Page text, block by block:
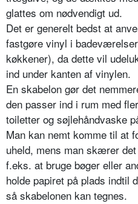
glattes om nødvendigt ud.
Det er generelt bedst at
fastgøre vinyl i
køkkener), da dette vil
ind under kanten af vinylen.
En skabelon gør det
den passer ind i rum med
toiletter og søjlehåndvaske
Man kan nemt komme til at
uheld, mens man skærer
f.eks. at bruge bøger eller
holde papiret på plads indtil
så skabelonen kan tegnes.